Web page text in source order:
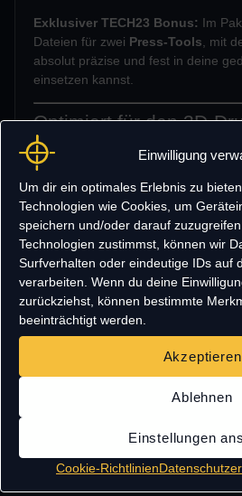
Einwilligung
Um dir ein optimales Erlebnis zu
Technologien wie Cookies, um
speichern und/oder darauf
Technologien zustimmst, können wir
Surfverhalten oder eindeutige IDs auf
verarbeiten. Wenn du deine
zurückziehst, können bestimmte
beeinträchtigt werden.
Akzeptieren
Ablehnen
Einstellungen
Cookie-Richtlinien
Exklusiver TECH23 Bonus: Im
Dateien für zwei Press-Tools , mit
absolut präzise und fest in deine
einsetzen kannst.
Optimiert für den 3D-
Alle Dateien sind „Ready-to-Print“
Supports
Qualität.
Markierer: Optimiert für
HDX68und alle gängigen .68
Material:Empfohlen wird
alternativ PETG oder ABS.
Einstellungen: